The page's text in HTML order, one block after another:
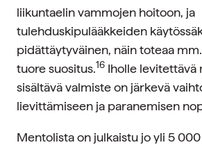
liikuntaelin vammojen hoitoon, ja
tulehduskipulääkkeiden
pidättäytyväinen, näin toteaa
tuore suositus.16 Iholle levitettävä
sisältävä valmiste on järkevä
lievittämiseen ja paranemisen
Mentolista on julkaistu jo yli 5